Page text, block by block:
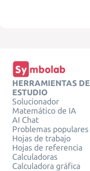
HERRAMIENTAS DE
ESTUDIO
Solucionador
Matemático de IA
AI Chat
Problemas populares
Hojas de trabajo
Hojas de referencia
Calculadoras
Calculadora gráfica